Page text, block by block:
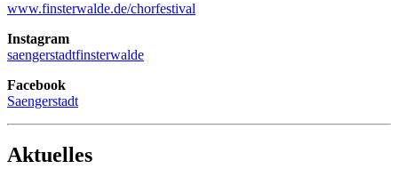
www.finsterwalde.de/chorfestival
Instagram
saengerstadtfinsterwalde
Facebook
Saengerstadt
Aktuelles